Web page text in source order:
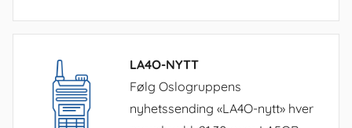
LA4O-NYTT
Følg Oslogruppens
nyhetssending «LA4O-nytt» hver